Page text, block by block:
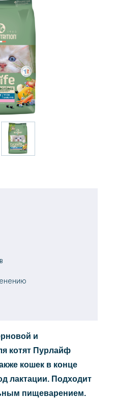
и
котят Пурлайф
кошек в конце
лактации. Подходит
пищеварением.